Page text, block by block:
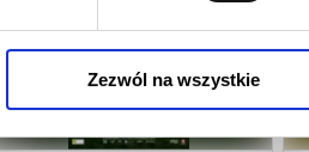
Zezwól na wszystkie